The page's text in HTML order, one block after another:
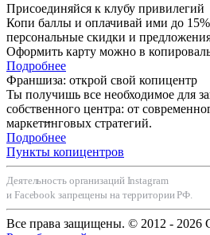
Присоединяйся к клубу привилегий
Копи баллы и оплачивай ими до
персональные скидки и
Оформить карту можно в
Подробнее
Франшиза: открой свой копицентр
Ты получишь все необходимое для
собственного центра: от
маркетинговых стратегий.
Подробнее
Пункты копицентров
Деятельность организаций Instagram
и Facebook запрещены на территории РФ.
Все права защищены. © 2012 - 2026